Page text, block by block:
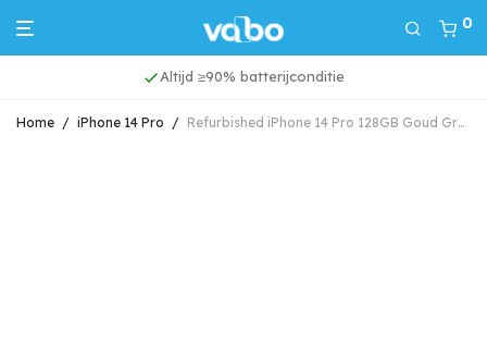
0
Altijd ≥90% batterijconditie
Home / iPhone 14 Pro / Refurbished iPhone 14 Pro 128GB Goud Grade A (Marge)